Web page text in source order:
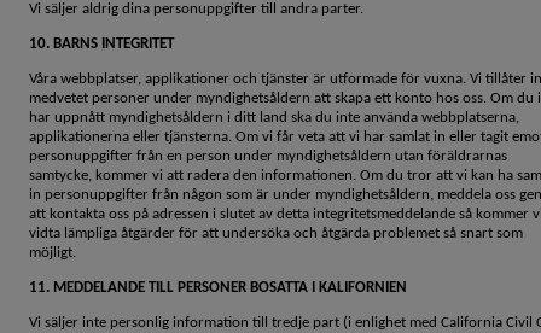
Vi säljer aldrig dina personuppgifter till andra parter.
10. BARNS INTEGRITET
Våra webbplatser, applikationer och tjänster är utformade för vuxna. Vi tillåter
medvetet personer under myndighetsåldern att skapa ett konto hos oss. Om du
har uppnått myndighetsåldern i ditt land ska du inte använda webbplatserna,
applikationerna eller tjänsterna. Om vi får veta att vi har samlat in eller tagit
personuppgifter från en person under myndighetsåldern utan föräldrarnas
samtycke, kommer vi att radera den informationen. Om du tror att vi kan ha
in personuppgifter från någon som är under myndighetsåldern, meddela oss
att kontakta oss på adressen i slutet av detta integritetsmeddelande så kommer
vidta lämpliga åtgärder för att undersöka och åtgärda problemet så snart som
möjligt.
11. MEDDELANDE TILL PERSONER BOSATTA I KALIFORNIEN
Vi säljer inte personlig information till tredje part (i enlighet med California Civil